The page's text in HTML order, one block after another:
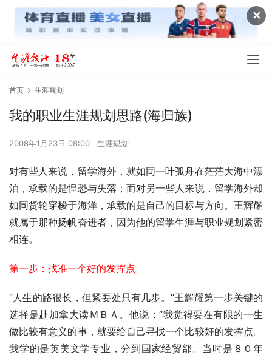
✕
首页 生涯规划
我的职业生涯规划思路(海归族)
2008年1月23日 08:00 生涯规划
对有些人来说，留学海外，就如同一叶孤舟在茫茫大海中漂
泊，承载的是惶恐与失落；而对另一些人来说，留学海外却
如同货轮穿梭于海洋，承载的是自己的目标与方向。王辉耀
就属于那种扬帆奋进者，因为他的留学生涯与职业规划紧密
相连。
第一步：找准一个好的发挥点
“人生的路很长，但紧要处只有几步。”王辉耀第一步关键的
选择是赴加拿大读ＭＢＡ。他说：“我觉得要在有限的一生
做比较有意义的事，就要给自己寻找一个比较好的发挥点。
我学的是英美文学专业，分到国家经贸部。当时是８０年